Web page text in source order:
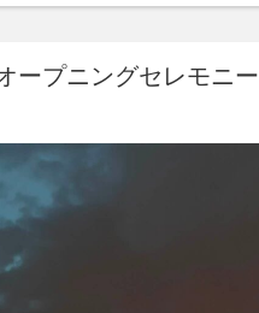
ープニングセレモニー